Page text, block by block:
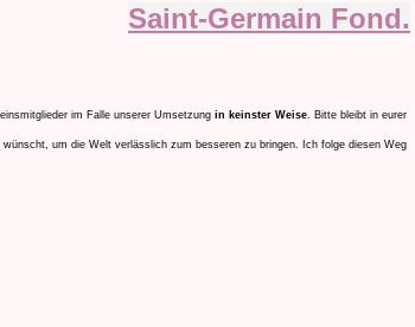
Saint-Germain Fond.
im Falle unserer Umsetzung in keinster Weise. Bitte bleibt in eurer
um die Welt verlässlich zum besseren zu bringen. Ich folge diesen Weg